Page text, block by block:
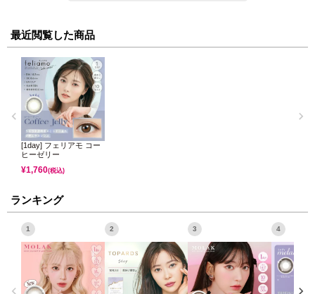
最近閲覧した商品
[1day] フェリアモ コー
ヒーゼリー
¥1,760(税込)
ランキング
1 2 3 4